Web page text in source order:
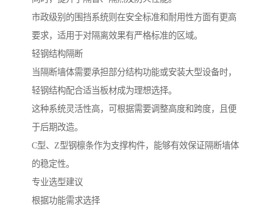
市政级别的围挡系统则在安全标准和耐用性方面有更高
要求，适用于对隔离效果有严格标准的区域。
轻钢结构隔断
当隔断墙体需要承担部分结构功能或安装大型设备时，
轻钢结构配合适当板材成为理想选择。
这种系统灵活性高，可根据需要调整高度和跨度，且便
于后期改造。
C型、Z型钢檩条作为支撑构件，能够有效保证隔断墙体
的稳定性。
专业选型建议
根据功能需求选择